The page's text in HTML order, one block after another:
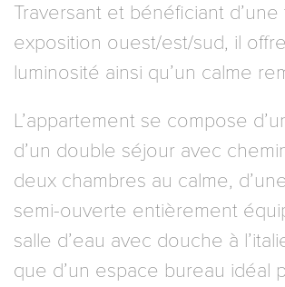
Traversant et bénéficiant d’une
exposition ouest/est/sud, il
luminosité ainsi qu’un calme
L’appartement se compose
d’un double séjour avec
deux chambres au calme,
semi-ouverte entièrement
salle d’eau avec douche à
que d’un espace bureau idéal